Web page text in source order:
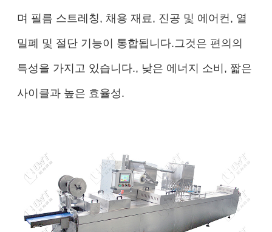
며 필름 스트레칭, 채용 재료, 진공 및 에어컨, 열
밀폐 및 절단 기능이 통합됩니다.그것은 편의의
특성을 가지고 있습니다., 낮은 에너지 소비, 짧은
사이클과 높은 효율성.